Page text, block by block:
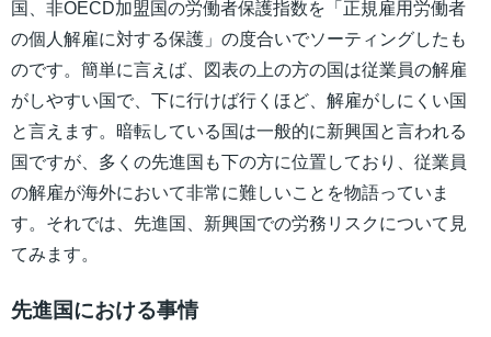
国、非OECD加盟国の労働者保護指数を「正規雇用労働者
の個人解雇に対する保護」の度合いでソーティングしたも
のです。簡単に言えば、図表の上の方の国は従業員の解雇
がしやすい国で、下に行けば行くほど、解雇がしにくい国
と言えます。暗転している国は一般的に新興国と言われる
国ですが、多くの先進国も下の方に位置しており、従業員
の解雇が海外において非常に難しいことを物語っていま
す。それでは、先進国、新興国での労務リスクについて見
てみます。
先進国における事情